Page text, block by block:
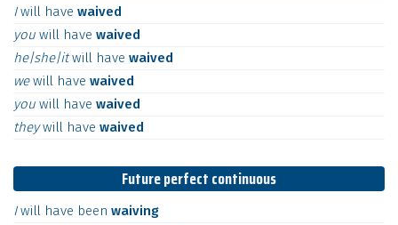
Iwill have waived
you will have waived
he|she|itwill have waived
wewill have waived
you will have waived
theywill have waived
Future perfect continuous
Iwill have been waiving